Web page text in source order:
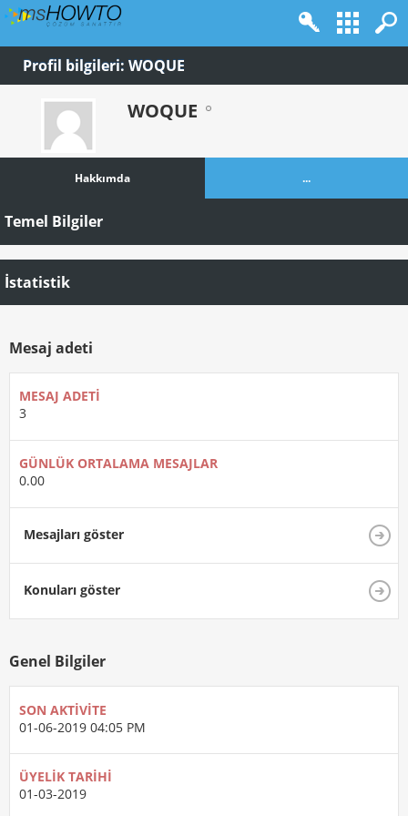
Profil bilgileri: WOQUE
WOQUE
Hakkımda ...
Temel Bilgiler
İstatistik
Mesaj adeti
MESAJ ADETI
3
GÜNLÜK ORTALAMA MESAJLAR
0.00
Mesajları göster
Konuları göster
Genel Bilgiler
SON AKTIVITE
01-06-2019 04:05 PM
ÜYELIK TARIHI
01-03-2019